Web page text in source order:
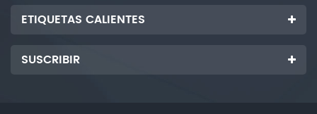
ETIQUETAS CALIENTES
SUSCRIBIR